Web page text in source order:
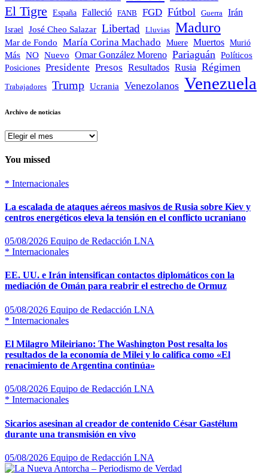
El Tigre España Falleció FANB FGD Fútbol Guerra Irán
Israel José Cheo Salazar Libertad Lluvias Maduro
Mar de Fondo María Corina Machado Muere Muertos Murió
Más NO Nuevo Omar González Moreno Pariaguán Políticos
Posiciones Presidente Presos Resultados Rusia Régimen
Trabajadores Trump Ucrania Venezolanos Venezuela
Archivo de noticias
Archivo
noticias
You missed
* Internacionales
La escalada de ataques aéreos masivos de Rusia sobre Kiev y
centros energéticos eleva la tensión en el conflicto ucraniano
05/08/2026 Equipo de Redacción LNA
* Internacionales
EE. UU. e Irán intensifican contactos diplomáticos con la
mediación de Omán para reabrir el estrecho de Ormuz
05/08/2026 Equipo de Redacción LNA
* Internacionales
El Milagro Mileiriano: The Washington Post resalta los
resultados de la economía de Milei y lo califica como «El
renacimiento de Argentina continúa»
05/08/2026 Equipo de Redacción LNA
* Internacionales
Sicarios asesinan al creador de contenido César Gastélum
durante una transmisión en vivo
05/08/2026 Equipo de Redacción LNA